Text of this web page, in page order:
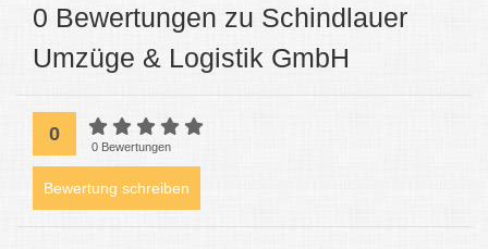
0 Bewertungen zu Schindlauer
Umzüge & Logistik GmbH
0
0 Bewertungen
Bewertung schreiben